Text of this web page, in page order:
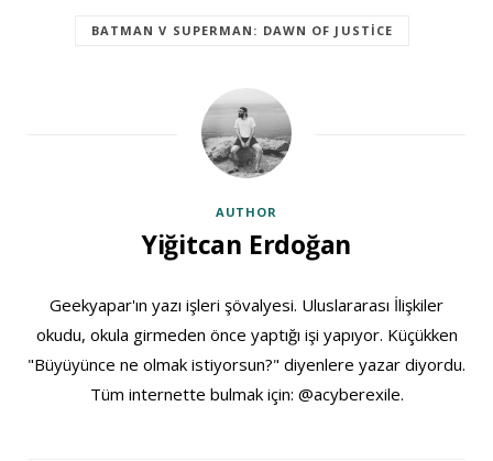
BATMAN V SUPERMAN: DAWN OF JUSTICE
AUTHOR
Yiğitcan Erdoğan
Geekyapar'ın yazı işleri şövalyesi. Uluslararası İlişkiler
okudu, okula girmeden önce yaptığı işi yapıyor. Küçükken
"Büyüyünce ne olmak istiyorsun?" diyenlere yazar diyordu.
Tüm internette bulmak için: @acyberexile.